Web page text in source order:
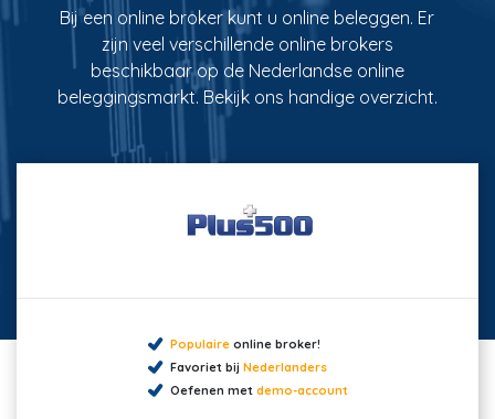
Bij een online broker kunt u online beleggen. Er
zijn veel verschillende online brokers
beschikbaar op de Nederlandse online
beleggingsmarkt. Bekijk ons handige overzicht.
Populaireonline broker!
Favoriet bij Nederlanders
Oefenen met demo-account